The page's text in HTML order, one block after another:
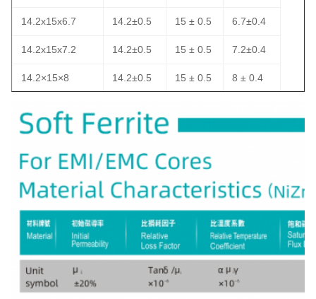
14.2x15x6.7 14.2±0.5 15 ± 0.5 6.7±0.4
14.2x15x7.2 14.2±0.5 15 ± 0.5 7.2±0.4
14.2×15×8 14.2±0.5 15 ± 0.5 8 ± 0.4
14.2×15×10 14.2±0.4 15 ± 0.4 10 ± 0.4
14.2 x 15.6 x
14.2±0.4
150,6 ±
14.2x18x6.5 14.2±0.5 18 ± 0.5 6.5±0.4
14.2×18×10 14.2±0.4 18 ± 0.4 10 ± 0.4
14.2 x 19 x 6.35 14.2±0.4 19 ± 0.4 6.35±0.3